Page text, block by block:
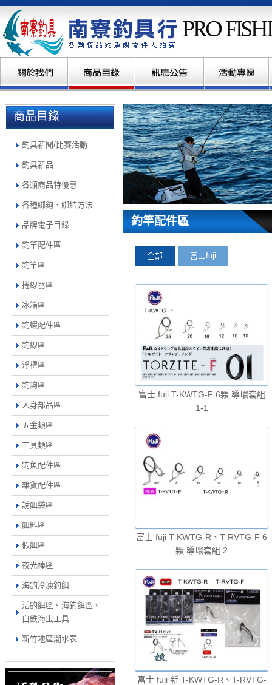
商品目錄
釣具新聞/比賽活動
釣具新品
各類商品特優惠
各種綁鉤、綁結方法
品牌電子目錄
釣竿配件區
釣竿區
捲線器區
冰箱區
釣蝦配件區
釣線區
浮標區
釣鉤區
人身部品區
五金類區
工具類區
釣魚配件區
雜貨配件區
誘餌袋區
餌料區
假餌區
夜光棒區
海釣冷凍釣餌
活釣餌區、海釣餌區、
白鉄海虫工具
新竹地區潮水表
釣竿配件區
全部 富士fuji
富士 fuji T-KWTG-F 6顆 導環套組
1-1
富士 fuji T-KWTG-R、T-RVTG-F 6
顆 導環套組 2
富士 fuji 新 T-KWTG-R、T-RVTG-